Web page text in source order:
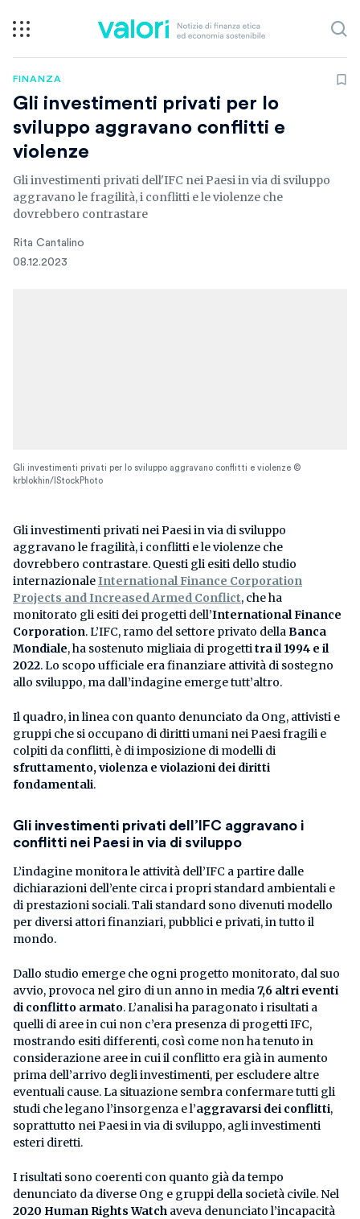
FINANZA
Gli investimenti privati per lo
sviluppo aggravano conflitti e
violenze
Gli investimenti privati dell'IFC nei Paesi in via di sviluppo
aggravano le fragilità, i conflitti e le violenze che
dovrebbero contrastare
Rita Cantalino
08.12.2023
Gli investimenti privati per lo sviluppo aggravano conflitti e violenze ©
krblokhin/IStockPhoto
Gli investimenti privati nei Paesi in via di sviluppo
aggravano le fragilità, i conflitti e le violenze che
dovrebbero contrastare. Questi gli esiti dello studio
internazionaleInternational Finance Corporation
Projects and Increased Armed Conflict, che ha
monitorato gli esiti dei progetti dell’International Finance
Corporation. L’IFC, ramo del settore privato dellaBanca
Mondiale, ha sostenuto migliaia di progettitra il 1994 e il
2022. Lo scopo ufficiale era finanziare attività di sostegno
allo sviluppo, ma dall’indagine emerge tutt’altro.
Il quadro, in linea con quanto denunciato da Ong, attivisti e
gruppi che si occupano di diritti umani nei Paesi fragili e
colpiti da conflitti, è di imposizione di modelli di
sfruttamento, violenza e violazioni dei diritti
fondamentali.
Gli investimenti privati dell’IFC aggravano i
conflitti nei Paesi in via di sviluppo
L’indagine monitora le attività dell’IFC a partire dalle
dichiarazioni dell’ente circa i propri standard ambientali e
di prestazioni sociali. Tali standard sono divenuti modello
per diversi attori finanziari, pubblici e privati, in tutto il
mondo.
Dallo studio emerge che ogni progetto monitorato, dal suo
avvio, provoca nel giro di un anno in media7,6 altri eventi
di conflitto armato. L’analisi ha paragonato i risultati a
quelli di aree in cui non c’era presenza di progetti IFC,
mostrando esiti differenti, così come non ha tenuto in
considerazione aree in cui il conflitto era già in aumento
prima dell’arrivo degli investimenti, per escludere altre
eventuali cause. La situazione sembra confermare tutti gli
studi che legano l’insorgenza e l’aggravarsi dei conflitti,
soprattutto nei Paesi in via di sviluppo, agli investimenti
esteri diretti.
I risultati sono coerenti con quanto già da tempo
denunciato da diverse Ong e gruppi della società civile. Nel
2020 Human Rights Watch aveva denunciato l’incapacità